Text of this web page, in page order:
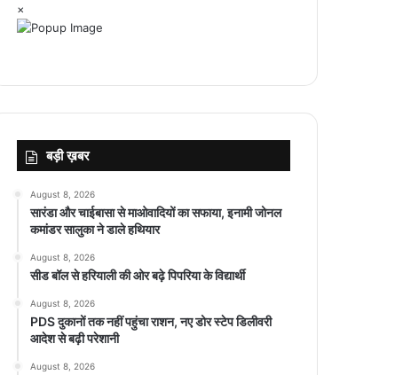
×
बड़ी ख़बर
August 8, 2026
सारंडा और चाईबासा से माओवादियों का सफाया, इनामी जोनल
कमांडर सालुका ने डाले हथियार
August 8, 2026
सीड बॉल से हरियाली की ओर बढ़े पिपरिया के विद्यार्थी
August 8, 2026
PDS दुकानों तक नहीं पहुंचा राशन, नए डोर स्टेप डिलीवरी
आदेश से बढ़ी परेशानी
August 8, 2026